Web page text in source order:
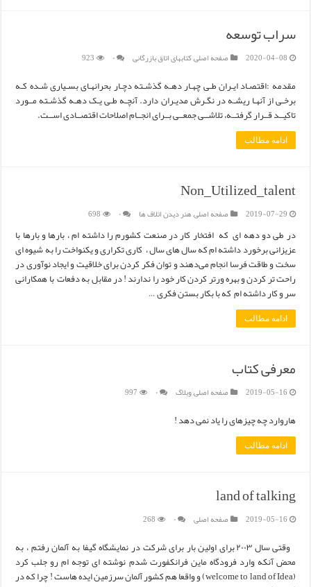
سراب توسعه
2020-04-08 صفحه اصلی,کتابهای اتاق بازرگانی ۰ 923
مقدمه :اقتصـاد ایـران طـی چهـار دهـه گذشـته دچـار بحرانهـای بسـیاری شـده کـه
برخـی از آنهـا ریشـه در نگـرش مدیـران دارد. آنچـه طـی یـک دهـه گذشـته مــورد
تاکیــد قــرار گرفتــه، تلاشــی جمعــی بــرای انجــام اصلاحات اقتصــادی اســت.
ادامه مطالب
Non_Utilized_talent
2019-07-29 صفحه اصلی,هنر دیدن اتلاف ها ۰ 698
در طی دو دهه ای که افتخار کار در صنعت کشورم را داشته ام ، بارها و بارها با
عزیزانی برخورد داشته ام که سال های سال ، کاری تکراری و یکنواخت را به شیوه ای
سخت و طاقت فرسا انجام می‌دهند و توان فکر کردن برای خلاقیت و ایجاد نوآوری در
راحت تر کردن و بهره ورتر کردن کار خود را ندارند ! در مقابل به دفعات با همکارانی
سر و کار داشته ام که با بکار بستن فکری …
ادامه مطالب
معرفی کتاب
2019-05-16 صفحه اصلی,وبلاگ ۰ 997
هاروارد چه چیزهای را یاد نمی دهد !
ادامه مطالب
land of talking
2019-05-16 صفحه اصلی ۰ 268
وقتی سال ۲۰۰۳ برای اولین بار برای شرکت در نمایشگاه گیفا به آلمان رفتم ، به
محض آنکه وارد فرودگاه ماین فرانکفورت شدم نوشته ای توجه ام رو جلب کرد
(welcome to land of Idea) و واقعا هم کشور آلمان سرزمین ایده هاست ! چرا که در